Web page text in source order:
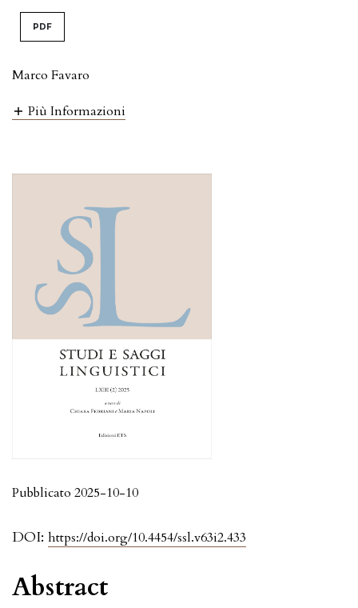
PDF
Marco Favaro
Più Informazioni
DOI: https://doi.org/10.4454/ssl.v63i2.433
Pubblicato 2025-10-10
Abstract